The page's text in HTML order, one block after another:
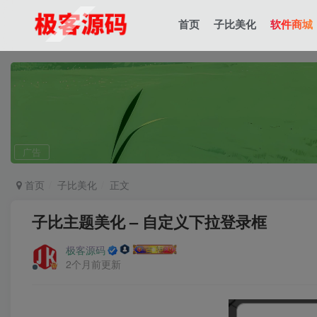
首页 子比美化 软件商城
广告
首页 子比美化 正文
子比主题美化 – 自定义下拉登录框
极客源码
2个月前更新